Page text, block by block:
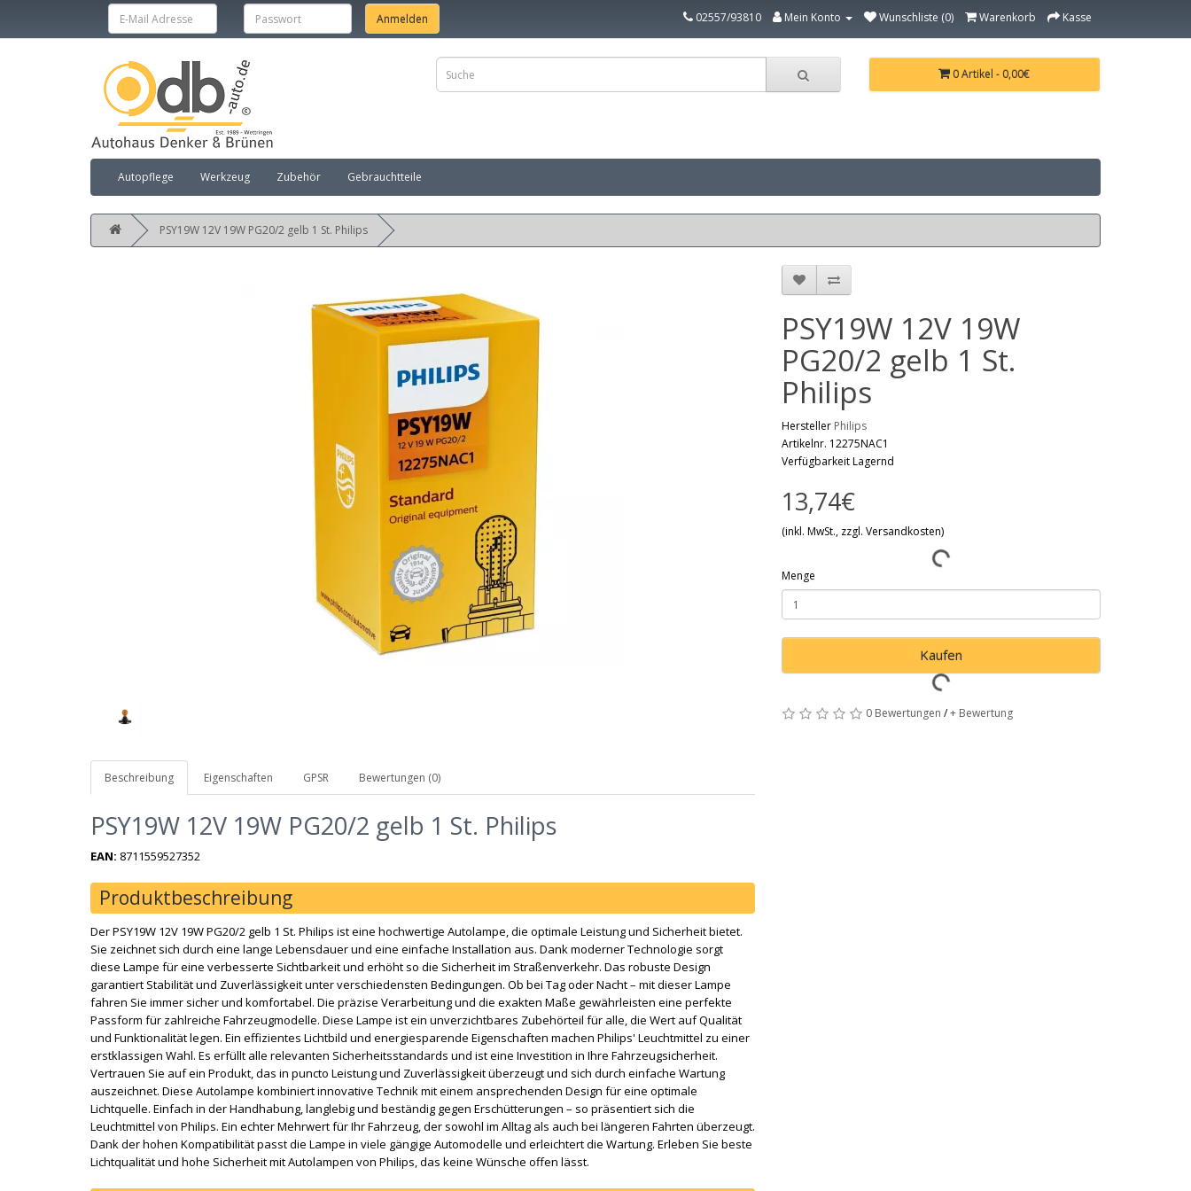
02557/93810 Mein Konto Wunschliste (0) Warenkorb Kasse
0 Artikel - 0,00€
Autopflege Werkzeug Zubehör Gebrauchtteile
PSY19W 12V 19W PG20/2 gelb 1 St. Philips
Beschreibung Eigenschaften GPSR Bewertungen (0)
PSY19W 12V 19W PG20/2 gelb 1 St. Philips
EAN: 8711559527352
Produktbeschreibung
Der PSY19W 12V 19W PG20/2 gelb 1 St. Philips ist eine hochwertige Autolampe, die optimale Leistung und Sicherheit bietet.
Sie zeichnet sich durch eine lange Lebensdauer und eine einfache Installation aus. Dank moderner Technologie sorgt
diese Lampe für eine verbesserte Sichtbarkeit und erhöht so die Sicherheit im Straßenverkehr. Das robuste Design
garantiert Stabilität und Zuverlässigkeit unter verschiedensten Bedingungen. Ob bei Tag oder Nacht – mit dieser Lampe
fahren Sie immer sicher und komfortabel. Die präzise Verarbeitung und die exakten Maße gewährleisten eine perfekte
Passform für zahlreiche Fahrzeugmodelle. Diese Lampe ist ein unverzichtbares Zubehörteil für alle, die Wert auf Qualität
und Funktionalität legen. Ein effizientes Lichtbild und energiesparende Eigenschaften machen Philips' Leuchtmittel zu einer
erstklassigen Wahl. Es erfüllt alle relevanten Sicherheitsstandards und ist eine Investition in Ihre Fahrzeugsicherheit.
Vertrauen Sie auf ein Produkt, das in puncto Leistung und Zuverlässigkeit überzeugt und sich durch einfache Wartung
auszeichnet. Diese Autolampe kombiniert innovative Technik mit einem ansprechenden Design für eine optimale
Lichtquelle. Einfach in der Handhabung, langlebig und beständig gegen Erschütterungen – so präsentiert sich die
Leuchtmittel von Philips. Ein echter Mehrwert für Ihr Fahrzeug, der sowohl im Alltag als auch bei längeren Fahrten überzeugt.
Dank der hohen Kompatibilität passt die Lampe in viele gängige Automodelle und erleichtert die Wartung. Erleben Sie beste
Lichtqualität und hohe Sicherheit mit Autolampen von Philips, das keine Wünsche offen lässt.
PSY19W 12V 19W
PG20/2 gelb 1 St.
Philips
Hersteller Philips
Artikelnr. 12275NAC1
Verfügbarkeit Lagernd
13,74€
(inkl. MwSt., zzgl. Versandkosten)
Menge
Kaufen
0 Bewertungen /+ Bewertung